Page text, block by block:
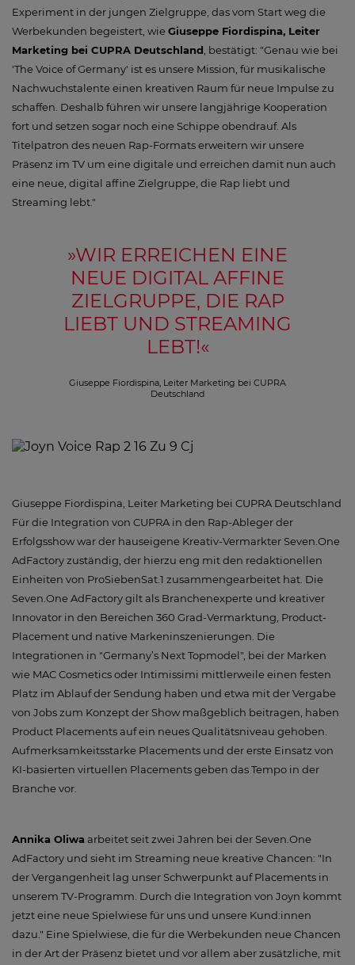
Experiment in der jungen Zielgruppe, das vom Start weg die
Werbekunden begeistert, wieGiuseppe Fiordispina, Leiter
Marketing bei CUPRA Deutschland , bestätigt: "Genau wie bei
'The Voice of Germany' ist es unsere Mission, für musikalische
Nachwuchstalente einen kreativen Raum für neue Impulse zu
schaffen. Deshalb führen wir unsere langjährige Kooperation
fort und setzen sogar noch eine Schippe obendrauf. Als
Titelpatron des neuen Rap-Formats erweitern wir unsere
Präsenz im TV um eine digitale und erreichen damit nun auch
eine neue, digital affine Zielgruppe, die Rap liebt und
Streaming lebt."
»WIR ERREICHEN EINE
NEUE DIGITAL AFFINE
ZIELGRUPPE, DIE RAP
LIEBT UND STREAMING
LEBT!«
Giuseppe Fiordispina, Leiter Marketing bei CUPRA
Deutschland
Giuseppe Fiordispina, Leiter Marketing bei CUPRA Deutschland
Für die Integration von CUPRA in den Rap-Ableger der
Erfolgsshow war der hauseigene Kreativ-Vermarkter Seven.One
AdFactory zuständig, der hierzu eng mit den redaktionellen
Einheiten von ProSiebenSat.1 zusammengearbeitet hat. Die
Seven.One AdFactory gilt als Branchenexperte und kreativer
Innovator in den Bereichen 360 Grad-Vermarktung, Product-
Placement und native Markeninszenierungen. Die
Integrationen in "Germany’s Next Topmodel", bei der Marken
wie MAC Cosmetics oder Intimissimi mittlerweile einen festen
Platz im Ablauf der Sendung haben und etwa mit der Vergabe
von Jobs zum Konzept der Show maßgeblich beitragen, haben
Product Placements auf ein neues Qualitätsniveau gehoben.
Aufmerksamkeitsstarke Placements und der erste Einsatz von
KI-basierten virtuellen Placements geben das Tempo in der
Branche vor.
Annika Oliwa arbeitet seit zwei Jahren bei der Seven.One
AdFactory und sieht im Streaming neue kreative Chancen: "In
der Vergangenheit lag unser Schwerpunkt auf Placements in
unserem TV-Programm. Durch die Integration von Joyn kommt
jetzt eine neue Spielwiese für uns und unsere Kund:innen
dazu." Eine Spielwiese, die für die Werbekunden neue Chancen
in der Art der Präsenz bietet und vor allem aber zusätzliche, mit